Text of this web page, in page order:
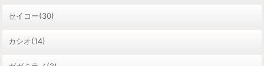
セイコー(30)
カシオ(14)